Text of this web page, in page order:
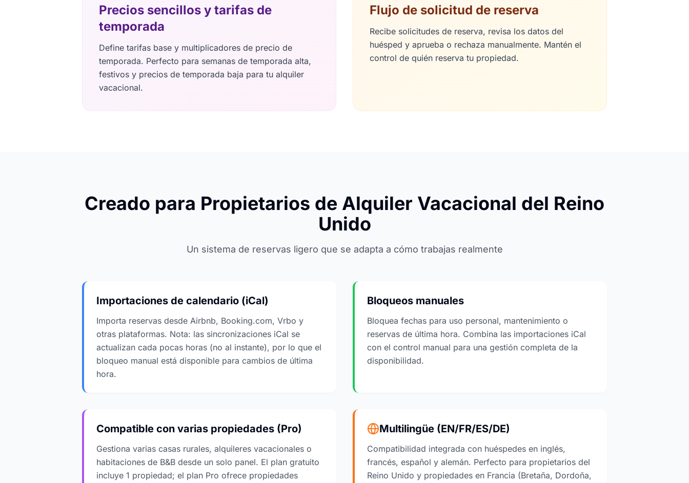
Precios sencillos y tarifas de
temporada
Define tarifas base y multiplicadores de precio de
temporada. Perfecto para semanas de temporada alta,
festivos y precios de temporada baja para tu alquiler
vacacional.
Flujo de solicitud de reserva
Recibe solicitudes de reserva, revisa los datos del
huésped y aprueba o rechaza manualmente. Mantén el
control de quién reserva tu propiedad.
Creado para Propietarios de Alquiler Vacacional del Reino
Unido
Un sistema de reservas ligero que se adapta a cómo trabajas realmente
Importaciones de calendario (iCal)
Importa reservas desde Airbnb, Booking.com, Vrbo y
otras plataformas. Nota: las sincronizaciones iCal se
actualizan cada pocas horas (no al instante), por lo que el
bloqueo manual está disponible para cambios de última
hora.
Bloqueos manuales
Bloquea fechas para uso personal, mantenimiento o
reservas de última hora. Combina las importaciones iCal
con el control manual para una gestión completa de la
disponibilidad.
Compatible con varias propiedades (Pro)
Gestiona varias casas rurales, alquileres vacacionales o
habitaciones de B&B desde un solo panel. El plan gratuito
incluye 1 propiedad; el plan Pro ofrece propiedades
Multilingüe (EN/FR/ES/DE)
Compatibilidad integrada con huéspedes en inglés,
francés, español y alemán. Perfecto para propietarios del
Reino Unido y propiedades en Francia (Bretaña, Dordoña,